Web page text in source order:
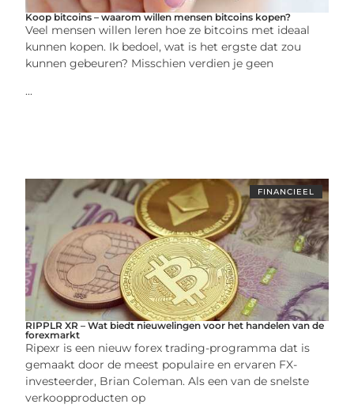
Koop bitcoins – waarom willen mensen bitcoins kopen?
Veel mensen willen leren hoe ze bitcoins met ideaal
kunnen kopen. Ik bedoel, wat is het ergste dat zou
kunnen gebeuren? Misschien verdien je geen
...
FINANCIEEL
RIPPLR XR – Wat biedt nieuwelingen voor het handelen van de
forexmarkt
Ripexr is een nieuw forex trading-programma dat is
gemaakt door de meest populaire en ervaren FX-
investeerder, Brian Coleman. Als een van de snelste
verkoopproducten op